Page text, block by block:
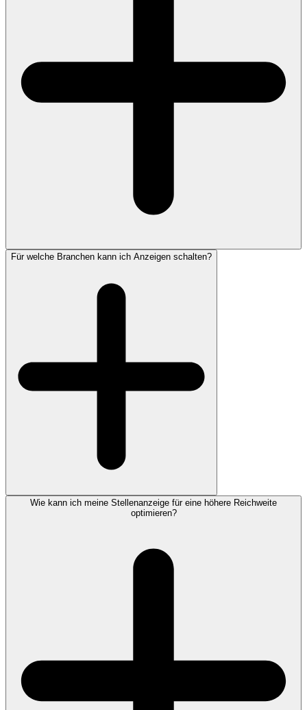
Für welche Branchen kann ich Anzeigen schalten?
Wie kann ich meine Stellenanzeige für eine höhere Reichweite
optimieren?